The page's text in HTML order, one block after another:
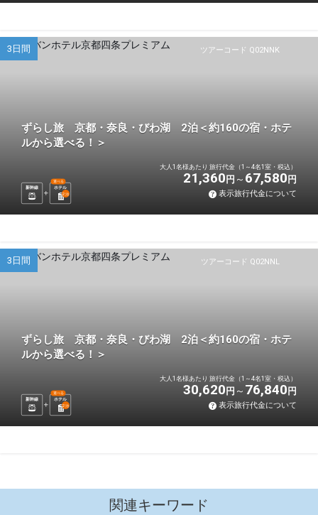
ツアーコード Q02NNK
3日間
ずらし旅 京都・奈良・びわ湖 2泊＜約160の宿・ホテ
ルから選べる！＞
新幹線 ホテル
選べる
2泊
大人1名様あたり 旅行代金（1～4名1室・税込）
21,360 円 67,580 円
表示旅行代金について
ツアーコード Q02NNL
3日間
ずらし旅 京都・奈良・びわ湖 2泊＜約160の宿・ホテ
ルから選べる！＞
新幹線 ホテル
選べる
2泊
大人1名様あたり 旅行代金（1～4名1室・税込）
30,620 円 76,840 円
表示旅行代金について
関連キーワード